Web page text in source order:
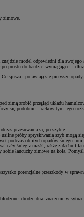
zimowe.
model odpowiedni dla
prostu do bardziej wymagającej i
i pojawiają się pierwsze
zimą zrobić przegląd układu
się podobnie – całkowitym jego
przesuwania się po szybie.
próby spryskiwania szyb mogą się
podczas obfitych opadów śniegu inni
cały śnieg z maski, także z dachu i
łańcuchy zimowe na koła.
potencjalne przeszkody w
drodze duże znaczenie w